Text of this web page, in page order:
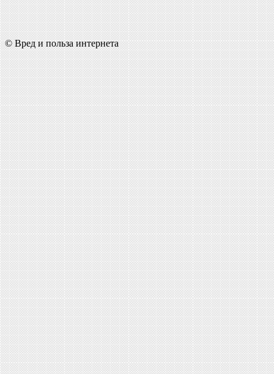
© Вред и польза интернета